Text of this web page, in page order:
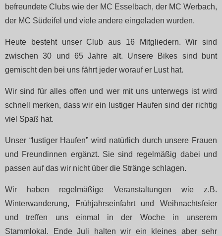
befreundete Clubs wie der MC Esselbach, der MC Werbach,
der MC Südeifel und viele andere eingeladen wurden.
Heute besteht unser Club aus 16 Mitgliedern. Wir sind
zwischen 30 und 65 Jahre alt. Unsere Bikes sind bunt
gemischt den bei uns fährt jeder worauf er Lust hat.
Wir sind für alles offen und wer mit uns unterwegs ist wird
schnell merken, dass wir ein lustiger Haufen sind der richtig
viel Spaß hat.
Unser “lustiger Haufen” wird natürlich durch unsere Frauen
und Freundinnen ergänzt. Sie sind regelmäßig dabei und
passen auf das wir nicht über die Stränge schlagen.
Wir haben regelmäßige Veranstaltungen wie z.B.
Winterwanderung, Frühjahrseinfahrt und Weihnachtsfeier
und treffen uns einmal in der Woche in unserem
Stammlokal. Ende Juli halten wir ein kleines aber sehr